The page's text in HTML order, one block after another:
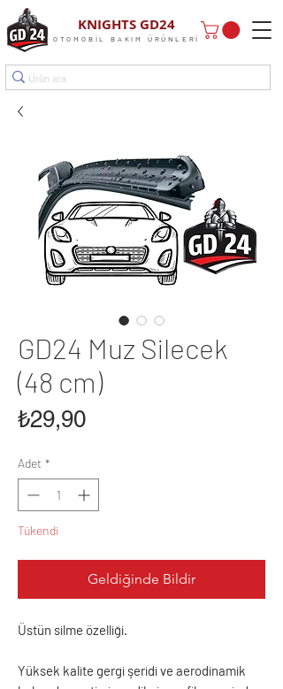
KNIGHTS GD24
OTOMOBİL BAKIM ÜRÜNLERİ
GD24 Muz Silecek
(48 cm)
₺29,90Fiyat
Adet *
Tükendi
Geldiğinde Bildir
Üstün silme özelliği.
Yüksek kalite gergi şeridi ve aerodinamik